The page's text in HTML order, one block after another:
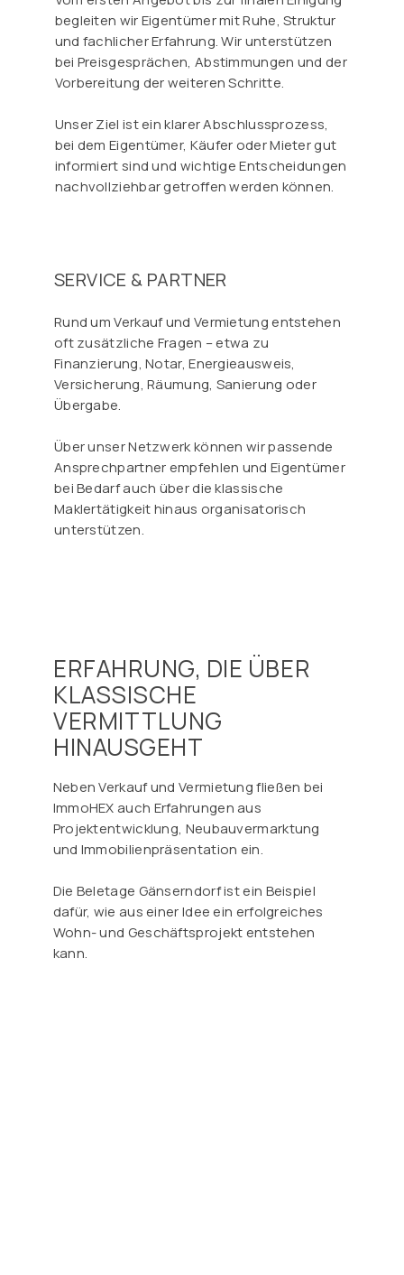
begleiten wir Eigentümer mit Ruhe, Struktur
und fachlicher Erfahrung. Wir unterstützen
bei Preisgesprächen, Abstimmungen und der
Vorbereitung der weiteren Schritte.
Unser Ziel ist ein klarer Abschlussprozess,
bei dem Eigentümer, Käufer oder Mieter gut
informiert sind und wichtige Entscheidungen
nachvollziehbar getroffen werden können.
SERVICE & PARTNER
Rund um Verkauf und Vermietung entstehen
oft zusätzliche Fragen – etwa zu
Finanzierung, Notar, Energieausweis,
Versicherung, Räumung, Sanierung oder
Übergabe.
Über unser Netzwerk können wir passende
Ansprechpartner empfehlen und Eigentümer
bei Bedarf auch über die klassische
Maklertätigkeit hinaus organisatorisch
unterstützen.
ERFAHRUNG, DIE ÜBER
KLASSISCHE
VERMITTLUNG
HINAUSGEHT
Neben Verkauf und Vermietung fließen bei
ImmoHEX auch Erfahrungen aus
Projektentwicklung, Neubauvermarktung
und Immobilienpräsentation ein.
Die Beletage Gänserndorf ist ein Beispiel
dafür, wie aus einer Idee ein erfolgreiches
Wohn- und Geschäftsprojekt entstehen
kann.